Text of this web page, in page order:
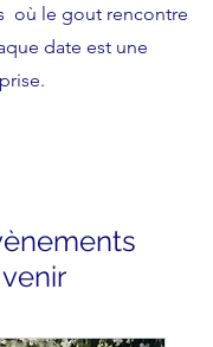
où le gout rencontre
date est une